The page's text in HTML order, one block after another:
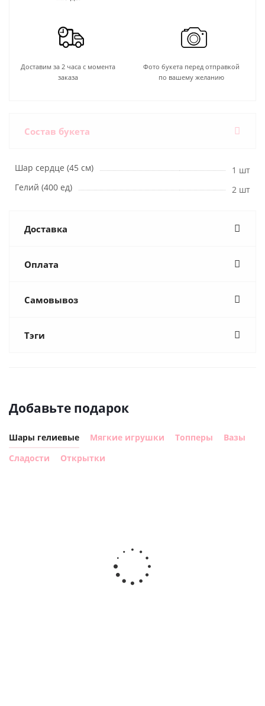
Доставим за 2 часа с момента
заказа
Фото букета перед отправкой
по вашему желанию
Состав букета
Шар сердце (45 см)
1 шт
Гелий (400 ед)
2 шт
Доставка
Оплата
Самовывоз
Тэги
Добавьте подарок
Шары гелиевые Мягкие игрушки Топперы
Вазы
Сладости
Открытки
Шар с
днем
рождения,
с